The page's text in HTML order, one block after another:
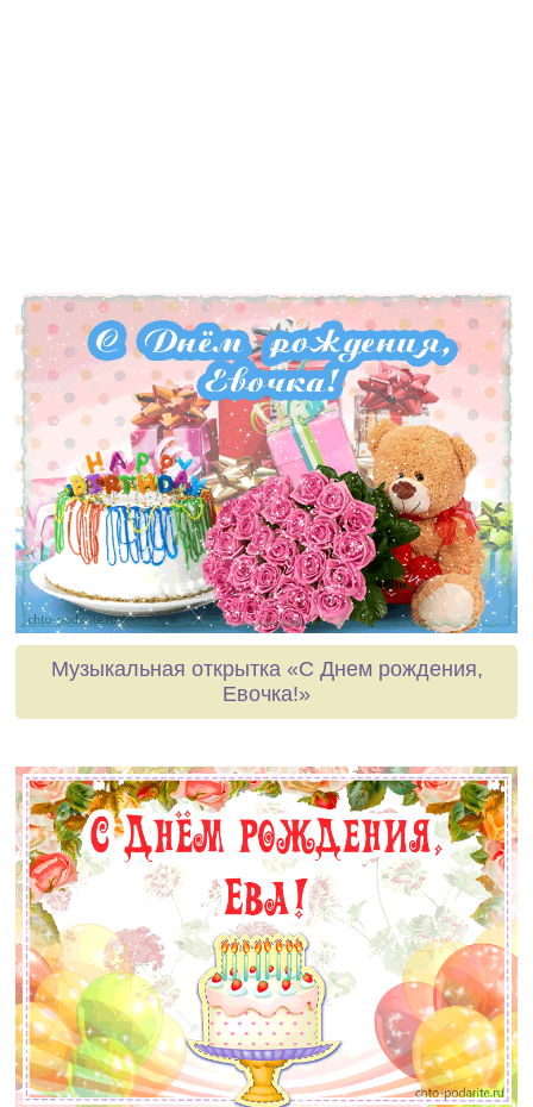
Музыкальная открытка «С Днем рождения,
Евочка!»